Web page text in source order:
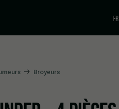
FR
Broyeurs